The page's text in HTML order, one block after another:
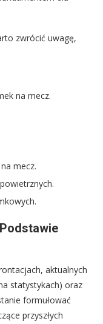
zwrócić uwagę,
na mecz.
mecz.
aktualnych
statystykach) oraz
formułować
przyszłych